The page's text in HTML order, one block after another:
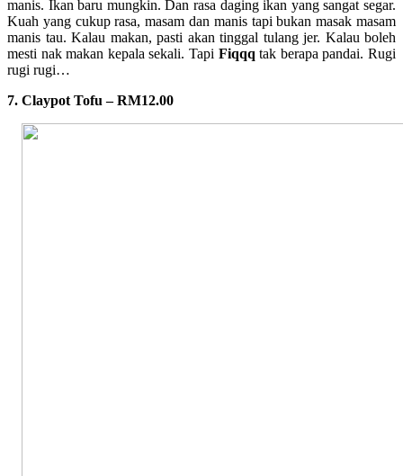
manis. Ikan baru mungkin. Dan rasa daging ikan yang sangat segar.
Kuah yang cukup rasa, masam dan manis tapi bukan masak masam
manis tau. Kalau makan, pasti akan tinggal tulang jer. Kalau boleh
mesti nak makan kepala sekali. Tapi Fiqqq tak berapa pandai. Rugi
rugi rugi…
7. Claypot Tofu – RM12.00